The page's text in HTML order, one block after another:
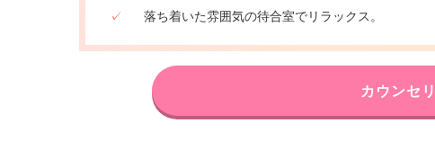
✓
落ち着いた雰囲気の待合室でリラックス。
カウンセ